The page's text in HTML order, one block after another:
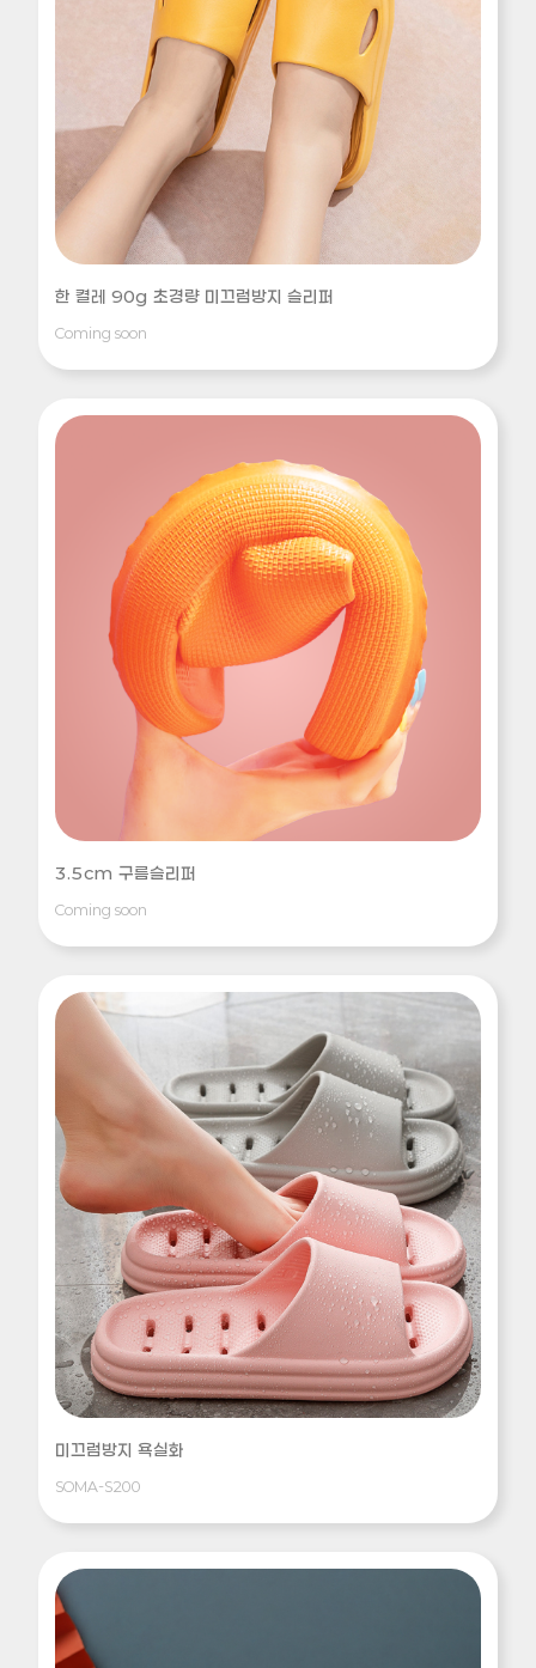
한 켤레 90g 초경량 미끄럼방지 슬리퍼
Coming soon
3.5cm 구름슬리퍼
Coming soon
미끄럼방지 욕실화
SOMA-S200